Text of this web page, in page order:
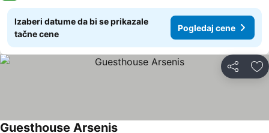
Izaberi datume da bi se prikazale
tačne cene
Pogledaj cene
Deli
Guesthouse Arsenis